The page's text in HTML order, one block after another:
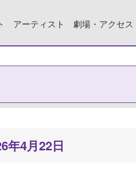
アーティスト 劇場・アクセス
年4月22日